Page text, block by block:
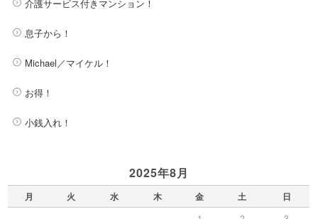
介護サービス付きマンション！
息子から！
Michael／マイケル！
お得！
小銭入れ！
2025年8月
月 火 水 木 金 土 日